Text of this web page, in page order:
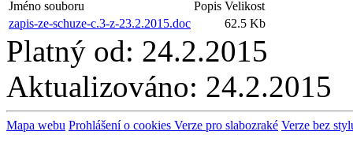
Jméno souboru
Popis Velikost
zapis-ze-schuze-c.3-z-23.2.2015.doc
62.5 Kb
Platný od: 24.2.2015
Aktualizováno: 24.2.2015
Mapa webu Prohlášení o cookies Verze pro slabozraké Verze bez